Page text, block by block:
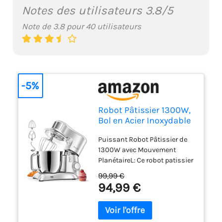
Notes des utilisateurs 3.8/5
Note de 3.8 pour 40 utilisateurs
Robot Pâtissier 1300W,
Bol en Acier Inoxydable
Puissant Robot Pâtissier de
1300W avec Mouvement
PlanétaireL: Ce robot patissier
résultats professionnels avec
10 vitesses pour fouetter,
crémer et pétrir sans effort.
Son mouvement planétaire
99,99 €
94,99 €
-5%